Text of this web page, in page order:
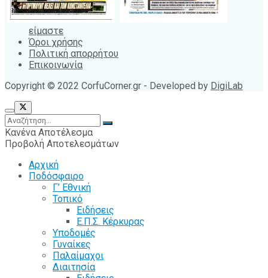
είμαστε
Όροι χρήσης
Πολιτική απορρήτου
Επικοινωνία
Copyright © 2022 CorfuCorner.gr - Developed by DigiLab
Κανένα Αποτέλεσμα
Προβολή Αποτελεσμάτων
Αρχική
Ποδόσφαιρο
Γ’ Εθνική
Τοπικό
Ειδήσεις
Ε.Π.Σ. Κέρκυρας
Υποδομές
Γυναίκες
Παλαίμαχοι
Διαιτησία